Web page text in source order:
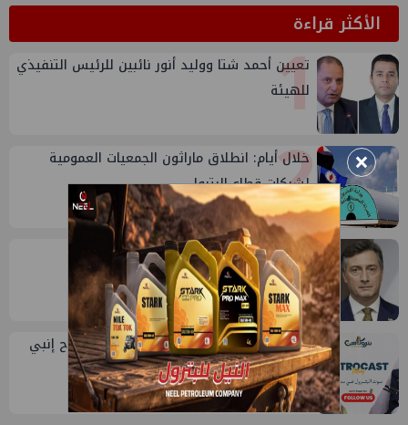
الأكثر قراءة1
تعيين أحمد شتا ووليد أنور نائبين للرئيس التنفيذي
للهيئة
2
خلال أيام: انطلاق ماراثون الجمعيات العمومية
لشركات قطاع البترول
3
إيني تعين مديراً جديد لها في مصر
4
طارق محمد عبدالحافظ يتحدث عن قصة نجاح إنبي
في بتروكاست
×